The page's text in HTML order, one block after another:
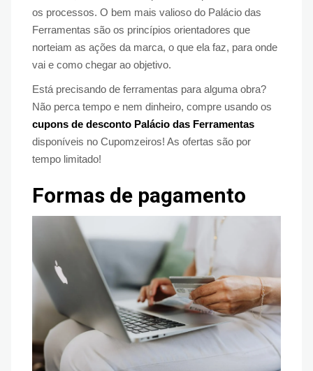
os processos. O bem mais valioso do Palácio das
Ferramentas são os princípios orientadores que
norteiam as ações da marca, o que ela faz, para onde
vai e como chegar ao objetivo.
Está precisando de ferramentas para alguma obra?
Não perca tempo e nem dinheiro, compre usando os
cupons de desconto Palácio das Ferramentas
disponíveis no Cupomzeiros! As ofertas são por
tempo limitado!
Formas de pagamento